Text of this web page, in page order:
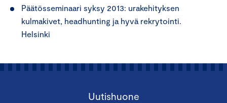
Päätösseminaari syksy 2013: urakehityksen
kulmakivet, headhunting ja hyvä rekrytointi.
Helsinki
Uutishuone